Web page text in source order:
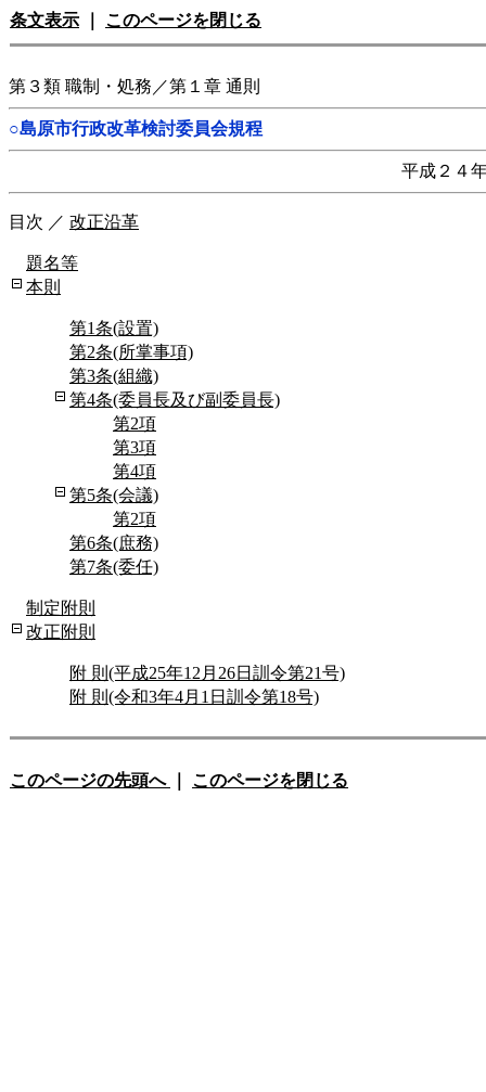
条文表示 このページを閉じる
第３類 職制・処務／第１章 通則
○島原市行政改革検討委員会規程
平成２４
目次 ／ 改正沿革
題名等
本則
第1条(設置)
第2条(所掌事項)
第3条(組織)
第4条(委員長及び副委員長)
第2項
第3項
第4項
第5条(会議)
第2項
第6条(庶務)
第7条(委任)
制定附則
改正附則
附 則(平成25年12月26日訓令第21号)
附 則(令和3年4月1日訓令第18号)
このページの先頭へ このページを閉じる